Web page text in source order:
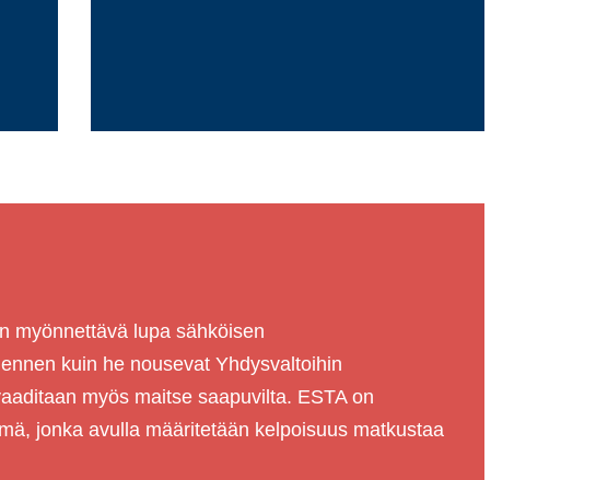
myönnettävä lupa sähköisen
kuin he nousevat Yhdysvaltoihin
myös maitse saapuvilta. ESTA on
jonka avulla määritetään kelpoisuus matkustaa